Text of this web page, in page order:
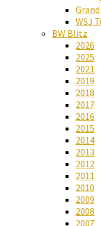
WSJ
BW Blitz
2026
2025
2021
2019
2018
2017
2016
2015
2014
2013
2012
2011
2010
2009
2008
2007